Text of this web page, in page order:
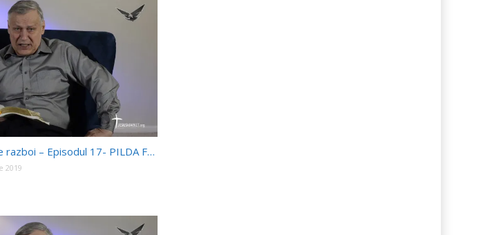
Viata ta ca prada de razboi – Episodul 17- PILDA FIULUI RISIPITOR ÎN VARIANTA ACTUALĂ
2019